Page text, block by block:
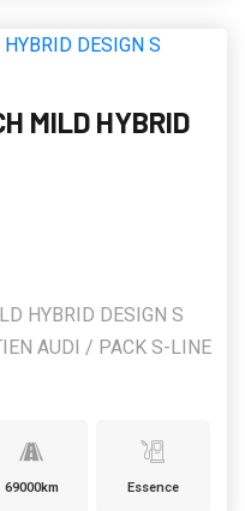
MILD HYBRID
HYBRID DESIGN S
AUDI / PACK S-LINE
69000km Essence